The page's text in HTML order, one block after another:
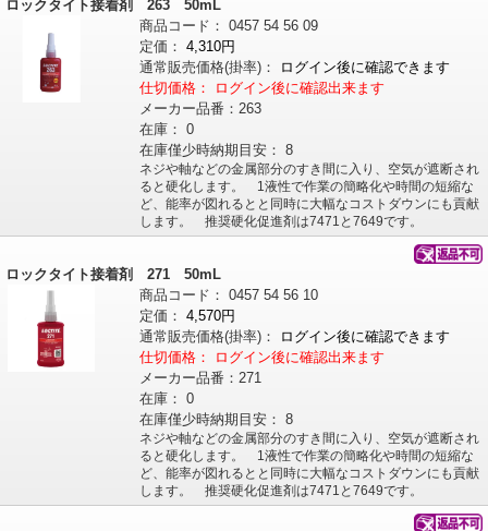
ロックタイト接着剤 263 50mL
商品コード： 0457 54 56 09
定価： 4,310円
通常販売価格(掛率)：
ログイン後に確認できます
仕切価格：
ログイン後に確認出来ます
メーカー品番： 263
在庫： 0
在庫僅少時納期目安： 8
ネジや軸などの金属部分のすき間に入り、空気が遮断され
ると硬化します。 1液性で作業の簡略化や時間の短縮な
ど、能率が図れるとと同時に大幅なコストダウンにも貢献
します。 推奨硬化促進剤は7471と7649です。
ロックタイト接着剤 271 50mL
商品コード： 0457 54 56 10
定価： 4,570円
通常販売価格(掛率)：
ログイン後に確認できます
仕切価格：
ログイン後に確認出来ます
メーカー品番： 271
在庫： 0
在庫僅少時納期目安： 8
ネジや軸などの金属部分のすき間に入り、空気が遮断され
ると硬化します。 1液性で作業の簡略化や時間の短縮な
ど、能率が図れるとと同時に大幅なコストダウンにも貢献
します。 推奨硬化促進剤は7471と7649です。